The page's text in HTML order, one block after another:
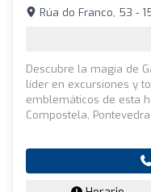
Rúa do Franco, 53 -
Descubre la magia de
líder en excursiones y
emblemáticos de esta
Compostela, Pontevedra